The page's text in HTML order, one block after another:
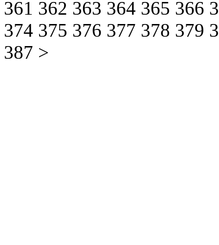
361 362 363 364 365 366
374 375 376 377 378 379
387 >